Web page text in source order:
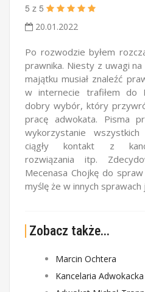
5 z 5
20.01.2022
Po rozwodzie byłem
prawnika. Niesty z uwagi
majątku musiał znaleźć
w internecie trafiłem do
dobry wybór, który
pracę adwokata. Pisma
wykorzystanie
ciągły kontakt z
rozwiązania itp.
Mecenasa Chojkę do
myślę że w innych
Zobacz także...
Marcin Ochtera
Kancelaria